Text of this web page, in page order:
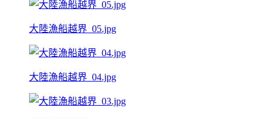
大陸漁船越界_05.jpg
大陸漁船越界_04.jpg